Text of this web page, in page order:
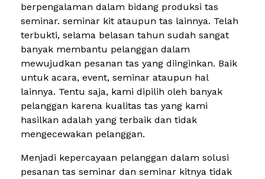
berpengalaman dalam bidang produksi tas
seminar. seminar kit ataupun tas lainnya. Telah
terbukti, selama belasan tahun sudah sangat
banyak membantu pelanggan dalam
mewujudkan pesanan tas yang diinginkan. Baik
untuk acara, event, seminar ataupun hal
lainnya. Tentu saja, kami dipilih oleh banyak
pelanggan karena kualitas tas yang kami
hasilkan adalah yang terbaik dan tidak
mengecewakan pelanggan.
Menjadi kepercayaan pelanggan dalam solusi
pesanan tas seminar dan seminar kitnya tidak